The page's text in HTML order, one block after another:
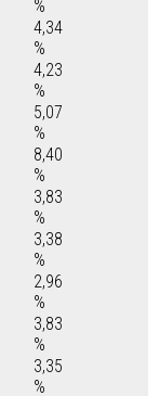
%
4,34
%
4,23
%
5,07
%
8,40
%
3,83
%
3,38
%
2,96
%
3,83
%
3,35
%